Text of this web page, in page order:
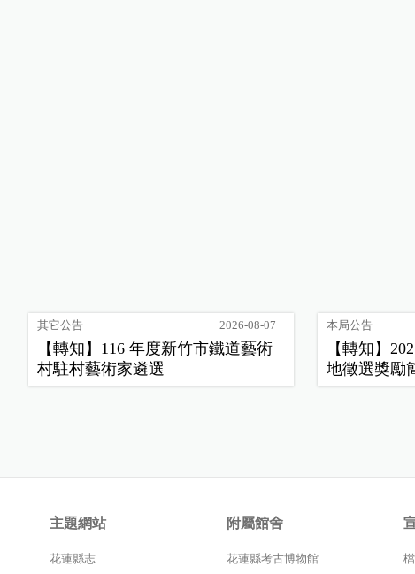
其它公告 2026-08-07
【轉知】116 年度新竹市鐵道藝術
村駐村藝術家遴選
本局公告
【轉知】
地徵選獎勵
主題網站
花蓮縣志
附屬館舍
花蓮縣考古博物館